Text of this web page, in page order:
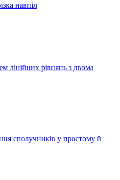
навпіл
лінійних рівнянь з двома
сполучників у простому й